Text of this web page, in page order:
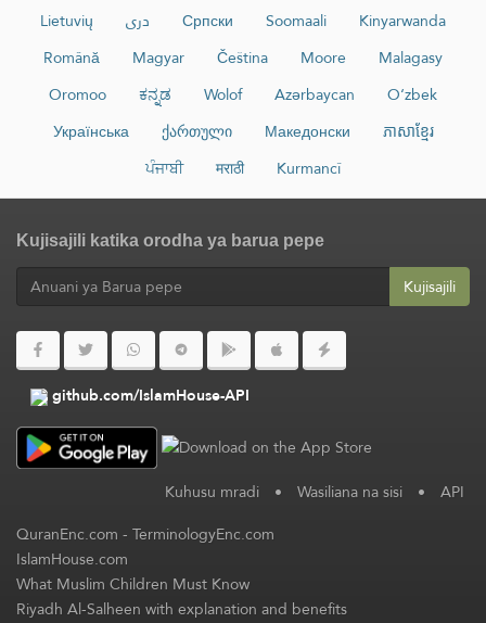
Lietuvių
دری Српски Soomaali
Kinyarwanda
Română
Magyar Čeština Moore
Malagasy
Oromoo
ಕನ್ನಡ Wolof Azərbaycan
O‘zbek
Українська
ქართული Македонски
ភាសាខ្មែរ
ਪੰਜਾਬੀ
मराठी Kurmancî
Kujisajili katika orodha ya barua pepe
Kujisajili
github.com/IslamHouse-API
Kuhusu mradi • Wasiliana na sisi • API
QuranEnc.com-TerminologyEnc.com
IslamHouse.com
What Muslim Children Must Know
Riyadh Al-Salheen with explanation and benefits